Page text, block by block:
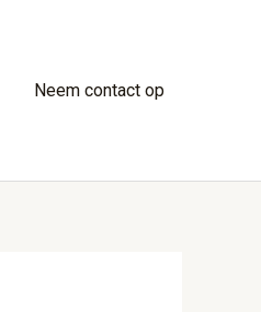
Neem contact op